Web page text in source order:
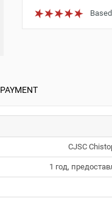
PAYMENT
CJSC
1 год,